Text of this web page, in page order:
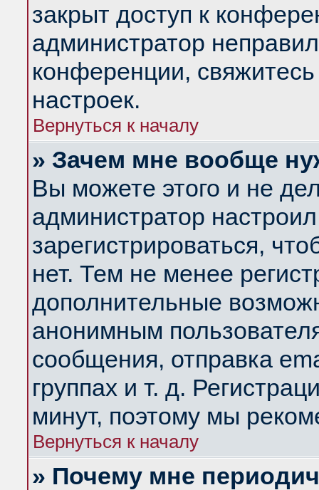
закрыт доступ к
администратор
конференции,
настроек.
Вернуться к началу
» Зачем мне вообще
Вы можете этого и не
администратор
зарегистрироваться,
нет. Тем не менее
дополнительные
анонимным
сообщения, отправка
группах и т. д.
минут, поэтому мы
Вернуться к началу
» Почему мне